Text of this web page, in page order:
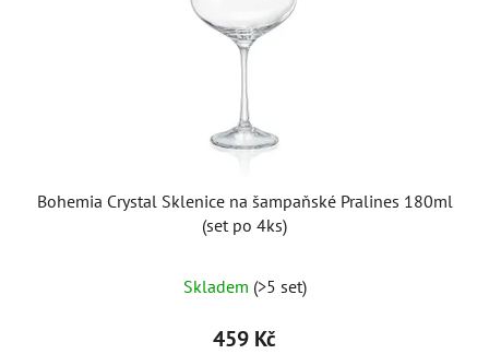
Bohemia Crystal Sklenice na šampaňské Pralines 180ml
(set po 4ks)
Skladem (>5 set)
459 Kč